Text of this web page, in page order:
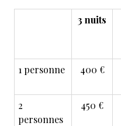
3 nuits
1 personne 400 €
2
personnes
450 €